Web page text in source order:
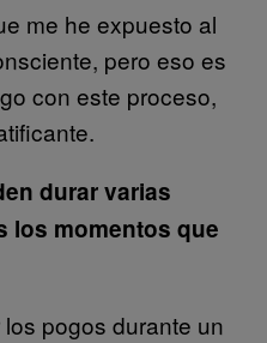
me he expuesto al
pero eso es
con este proceso,
durar varias
los momentos que
pogos durante un